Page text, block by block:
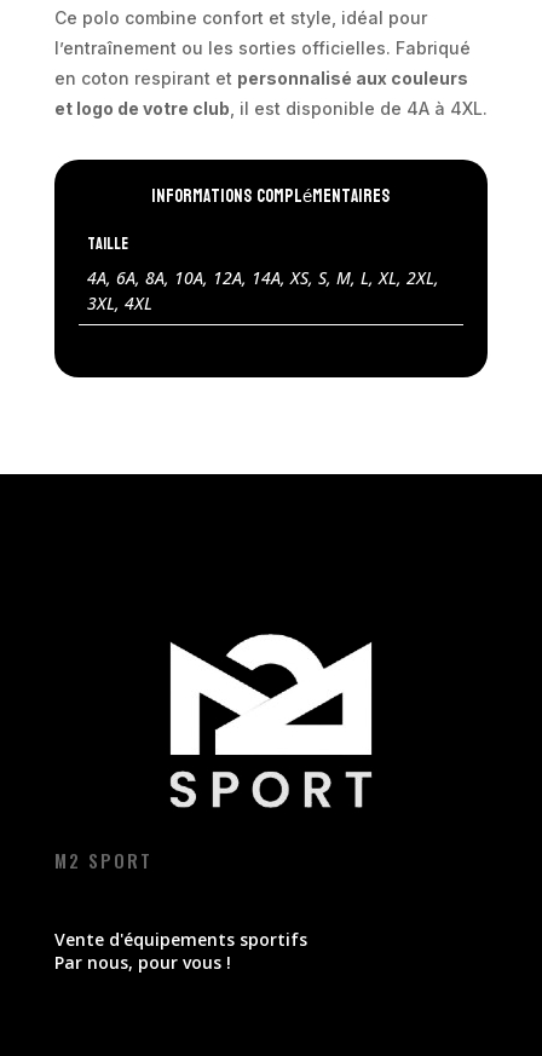
Ce polo combine confort et style, idéal pour
l’entraînement ou les sorties officielles. Fabriqué
en coton respirant et personnalisé aux couleurs
et logo de votre club , il est disponible de 4A à 4XL.
Informations complémentaires
Taille
4A, 6A, 8A, 10A, 12A, 14A, XS, S, M, L, XL, 2XL,
3XL, 4XL
M2 SPORT
Vente d'équipements sportifs
Par nous, pour vous !